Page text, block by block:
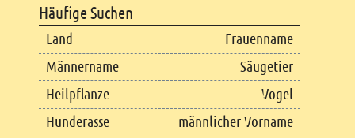
Häufige Suchen
Land
Frauenname
Männername
Säugetier
Heilpflanze
Vogel
Hunderasse
männlicher Vorname